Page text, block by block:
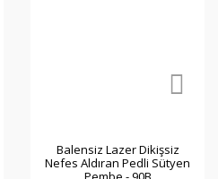
Balensiz Lazer Dikişsiz
Nefes Aldıran Pedli Sütyen